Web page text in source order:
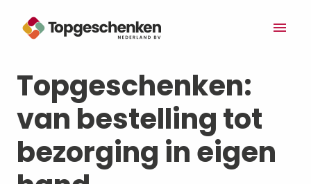
naar
contentHomepagina
Topgeschenken:
van bestelling tot
bezorging in eigen